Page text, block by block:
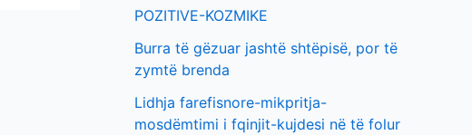
POZITIVE-KOZMIKE
Burra të gëzuar jashtë shtëpisë, por të
zymtë brenda
Lidhja farefisnore-mikpritja-
mosdëmtimi i fqinjit-kujdesi në të folur